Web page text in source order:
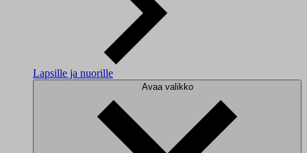
Lapsille ja nuorille
Avaa valikko